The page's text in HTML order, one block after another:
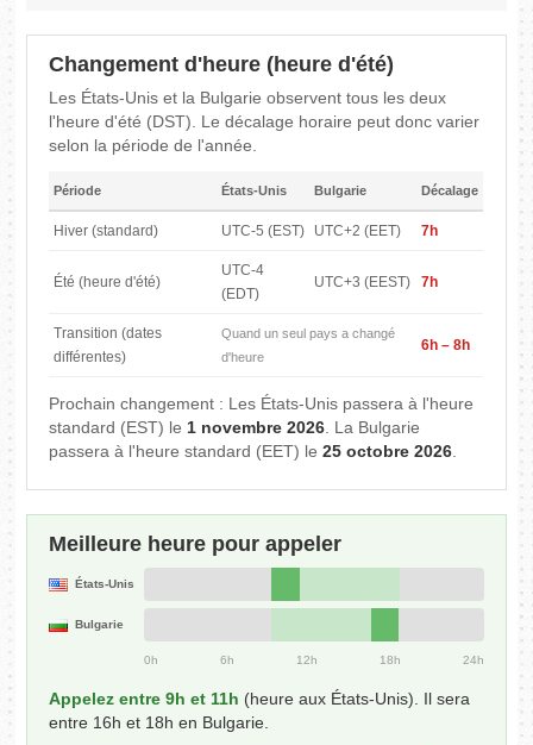
Changement d'heure (heure d'été)
Les États-Unis et la Bulgarie observent tous les deux
l'heure d'été (DST). Le décalage horaire peut donc varier
selon la période de l'année.
Période États-Unis Bulgarie Décalage
Hiver (standard) UTC-5 (EST) UTC+2 (EET) 7h
Été (heure d'été)
UTC-4
(EDT)
UTC+3 (EEST) 7h
Transition (dates
différentes)
Quand un seul pays a changé
d'heure
6h – 8h
Prochain changement : Les États-Unis passera à l'heure
standard (EST) le1 novembre 2026. La Bulgarie
passera à l'heure standard (EET) le25 octobre 2026.
Meilleure heure pour appeler
États-Unis
Bulgarie
0h 6h 12h 18h 24h
Appelez entre 9h et 11h (heure aux États-Unis). Il sera
entre 16h et 18h en Bulgarie.